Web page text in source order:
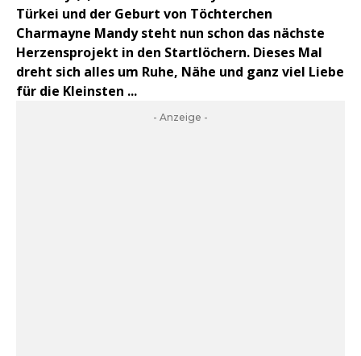
Türkei und der Geburt von Töchterchen
Charmayne Mandy steht nun schon das nächste
Herzensprojekt in den Startlöchern. Dieses Mal
dreht sich alles um Ruhe, Nähe und ganz viel Liebe
für die Kleinsten ...
- Anzeige -